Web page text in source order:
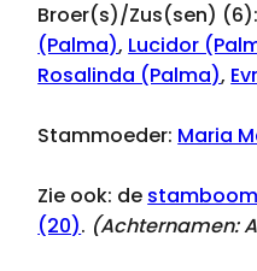
Broer(s)/Zus(sen)
(Palma), Lucidor
Rosalinda (Palma),
Stammoeder: Maria
Zie ook: de
(20). (Achternamen: